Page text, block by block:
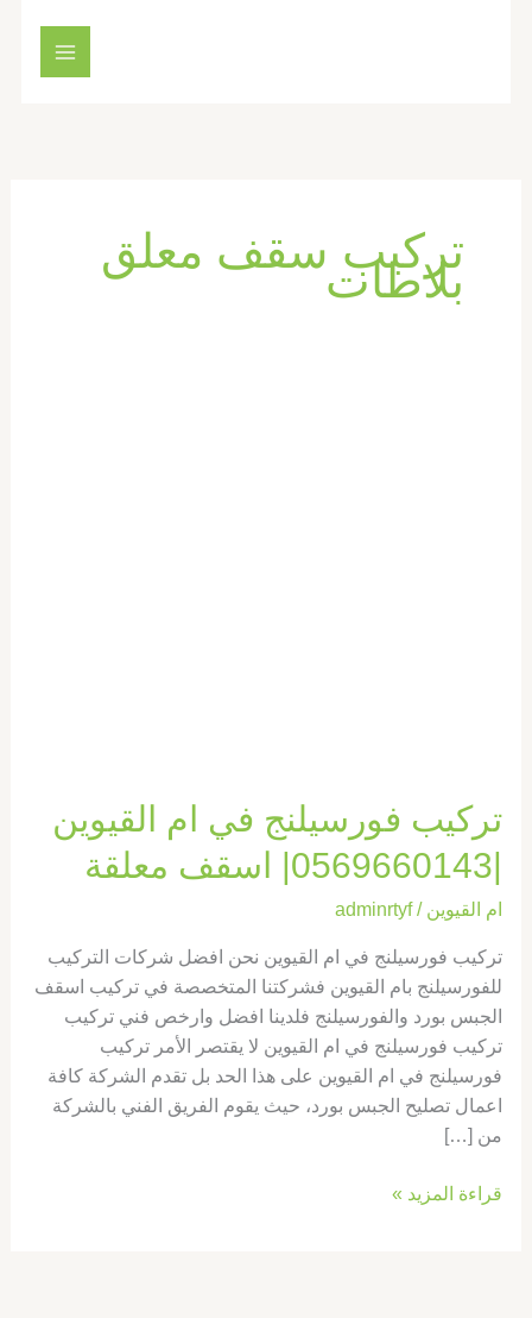
تركيب سقف معلق
بلاطات
تركيب فورسيلنج في ام القيوين
|0569660143| اسقف معلقة
ام القيوين /
adminrtyf
تركيب فورسيلنج في ام القيوين نحن افضل شركات التركيب
للفورسيلنج بام القيوين فشركتنا المتخصصة في تركيب اسقف
الجبس بورد والفورسيلنج فلدينا افضل وارخص فني تركيب
تركيب فورسيلنج في ام القيوين لا يقتصر الأمر تركيب
فورسيلنج في ام القيوين على هذا الحد بل تقدم الشركة كافة
اعمال تصليح الجبس بورد، حيث يقوم الفريق الفني بالشركة
من […]
قراءة المزيد »